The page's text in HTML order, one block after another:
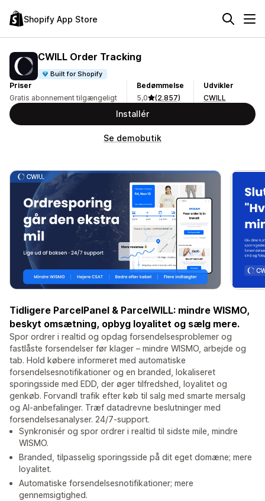
Shopify App Store
CWILL Order Tracking
Built for Shopify
Priser
Gratis abonnement tilgængeligt
Bedømmelse
5,0
(2.857)
Udvikler
CWILL
Installér
Se demobutik
Tidligere ParcelPanel & ParcelWILL: mindre WISMO,
beskyt omsætning, opbyg loyalitet og sælg mere.
Spor ordrer i realtid og opdag forsendelsesproblemer og
fastlåste forsendelser før klager – mindre WISMO, arbejde og
tab. Hold købere informeret med automatiske
forsendelsesnotifikationer og en branded, lokaliseret
sporingsside med EDD, der øger tilfredshed, loyalitet og
genkøb. Forvandl trafik efter køb til salg med smarte mersalg
og AI-anbefalinger. Træf datadrevne beslutninger med
forsendelsesanalyser. 24/7-support.
Synkronisér og spor ordrer i realtid til sidste mile, mindre
WISMO.
Branded, tilpasselig sporingsside på dit eget domæne; mere
loyalitet.
Automatiske forsendelsesnotifikationer; mere
gennemsigtighed.